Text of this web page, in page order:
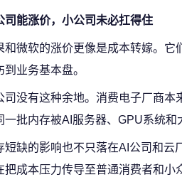
司能涨价，小公司未必扛得住
和微软的涨价更像是成本转嫁。它
业务基本盘。
司没有这种余地。消费电子厂商
一批内存被AI服务器、GPU系统和
短缺的影响也不只落在AI公司和
把成本压力传导至普通消费者和小